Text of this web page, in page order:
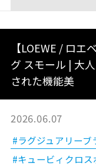
【LOEWE / ロ
グ スモール | 大
された機能美
2026.06.07
#ラグジュアリーブ
#キュービィクロ